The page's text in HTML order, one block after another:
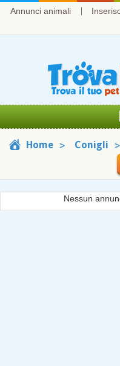
Annunci animali
Home Conigli
Nessun